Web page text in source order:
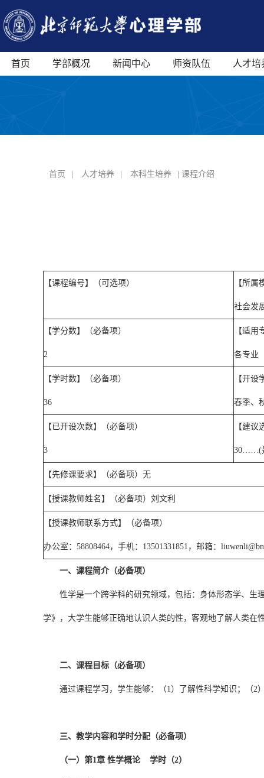
首页 学部概况 新闻中心 师资队伍 人才培
首页 人才培养 本科生培养 | 课程介绍
【课程编号】（可选项） 【所属
社会发
【学分数】（必备项）
2
【适用
各专业
【学时数】（必备项）
36
【开
春季、
【已开设次数】（必备项）
3
【建议
30……(
【先修课要求】（必备项）无
【授课教师姓名】（必备项）刘文利
【授课教师联系方式】（必备项）
办公室： 58808464，手机： 13501331851 ，邮箱：
一、课程简介（必备项）
性学是一个跨学科的研究领域，包括：身体形态学、生
学》，大学生能够正确地认识人类的性，客观地了解人类
二、课程目标（必备项）
通过课程学习，学生能够：（1）了解性科学知识；（2
三、教学内容和学时分配（必备项）
（一）第1章 性学概论 学时（2）